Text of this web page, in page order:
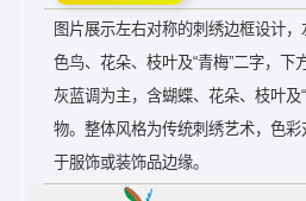
图片展示左右对称的刺绣边框设计
色鸟、花朵、枝叶及“青梅”二字，
灰蓝调为主，含蝴蝶、花朵、枝叶及
物。整体风格为传统刺绣艺术，色
于服饰或装饰品边缘。